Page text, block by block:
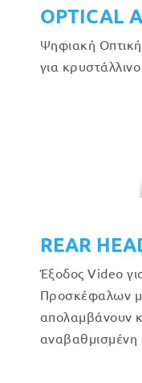
OPTICAL
Ψηφιακή
για
REAR
Έξοδος Video
Προσκέφαλων
απολαμβάνουν
αναβαθμισμένη